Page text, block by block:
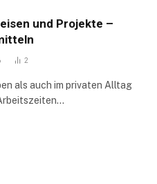
und Projekte –
2
als auch im privaten Alltag